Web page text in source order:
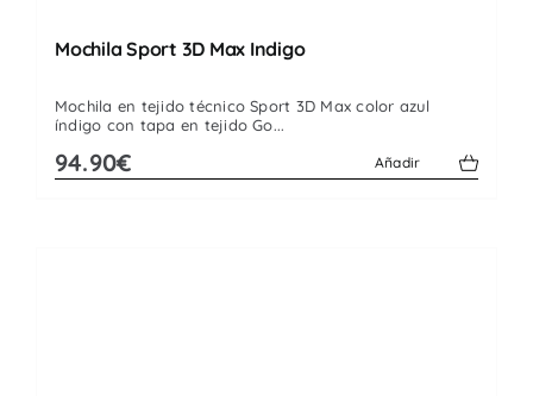
Mochila Sport 3D Max Indigo
Mochila en tejido técnico Sport 3D Max color azul
índigo con tapa en tejido Go...
94.90€ Añadir